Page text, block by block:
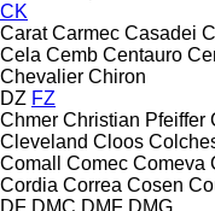
CK
Carat Carmec Casadei
Cela Cemb Centauro
Chevalier Chiron
DZ FZ
Chmer Christian Pfeiffer
Cleveland Cloos
Comall
Comec Comeva
Cordia Correa Cosen
DF DMC DMF DMG